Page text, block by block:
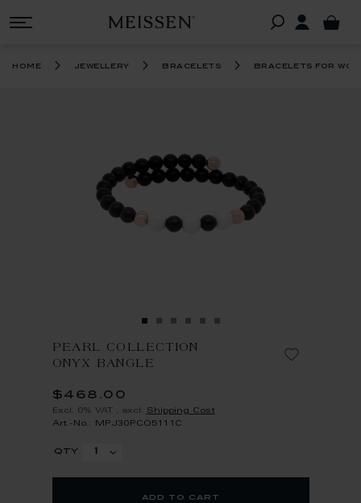
home jewellery bracelets bracelets for
PEARL COLLECTION
ONYX BANGLE
$468.00
Excl. 0% VAT excl. Shipping Cost
Art.-No.: MPJ30PCO5111C
qty
add to cart